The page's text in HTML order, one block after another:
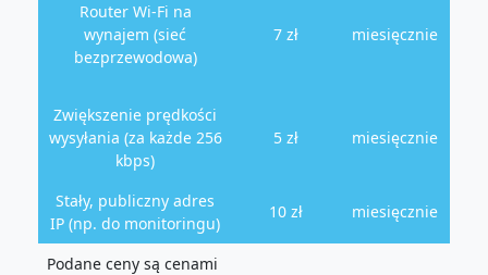
Router Wi-Fi na
wynajem (sieć
bezprzewodowa)
7 zł miesięcznie
Zwiększenie prędkości
wysyłania (za każde 256
kbps)
5 zł miesięcznie
Stały, publiczny adres
IP (np. do monitoringu)
10 zł miesięcznie
Podane ceny są cenami